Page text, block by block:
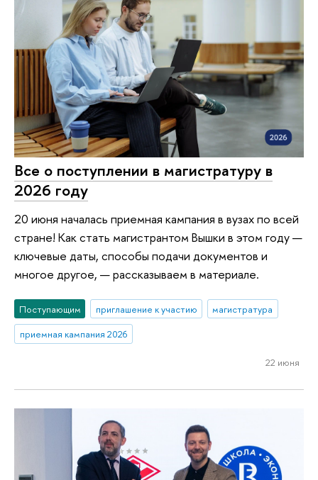
Все о поступлении в магистратуру в
2026 году
20 июня началась приемная кампания в вузах по всей
стране! Как стать магистрантом Вышки в этом году —
ключевые даты, способы подачи документов и
многое другое, — рассказываем в материале.
Поступающим приглашение к участию
магистратура
приемная кампания 2026
22 июня